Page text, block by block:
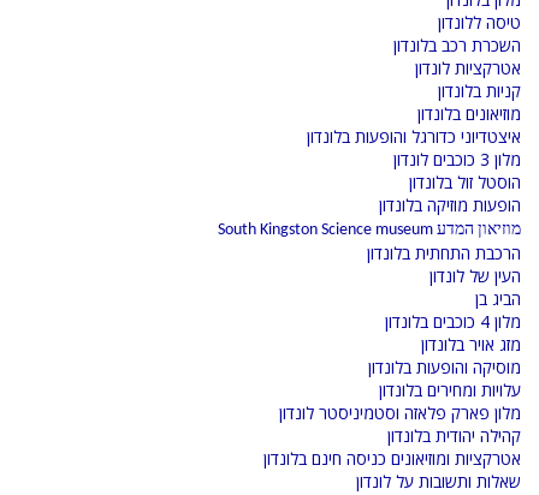
טיסה ללונדון
השכרת רכב בלונדון
אטרקציות לונדון
קניות בלונדון
מוזיאונים בלונדון
איצטדיוני כדורגל והופעות בלונדון
מלון 3 כוכבים לונדון
הוסטל זול בלונדון
הופעות מוזיקה בלונדון
מוזיאון המדע South Kingston Science museum
הרכבת התחתית בלונדון
העין של לונדון
הביג בן
מלון 4 כוכבים בלונדון
מזג אויר בלונדון
מוסיקה והופעות בלונדון
עלויות ומחירים בלונדון
מלון פארק פלאזה וסטמיניסטר לונדון
קהילה יהודית בלונדון
אטרקציות ומוזיאונים כניסה חינם בלונדון
שאלות ותשובות על לונדון